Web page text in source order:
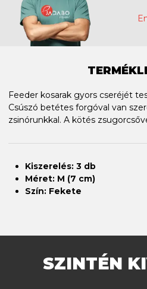
Feeder kosarak gyors cseréjét
Csúszó betétes forgóval van
zsinórunkkal. A kötés
Kiszerelés: 3 db
Méret: M (7 cm)
Szín: Fekete
SZINTÉN